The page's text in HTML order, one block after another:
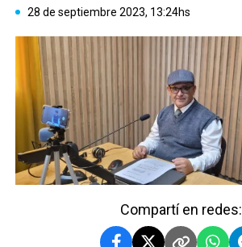
28 de septiembre 2023, 13:24hs
Compartí en redes: